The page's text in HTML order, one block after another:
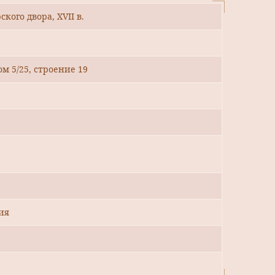
двора, XVII в.
5/25, строение 19